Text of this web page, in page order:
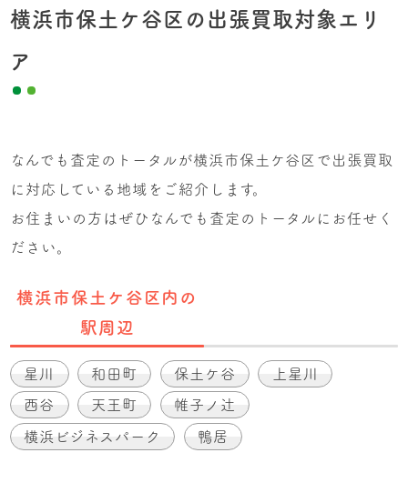
横浜市保土ケ谷区の出張買取対象エリ
ア
なんでも査定のトータルが横浜市保土ケ谷区で出張買取
に対応している地域をご紹介します。
お住まいの方はぜひなんでも査定のトータルにお任せく
ださい。
横浜市保土ケ谷区内の
駅周辺
星川 和田町 保土ケ谷 上星川
西谷 天王町 帷子ノ辻
横浜ビジネスパーク 鴨居